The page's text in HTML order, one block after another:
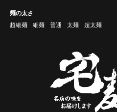
麺の太さ
超細麺
細麺 普通 太麺 超太麺